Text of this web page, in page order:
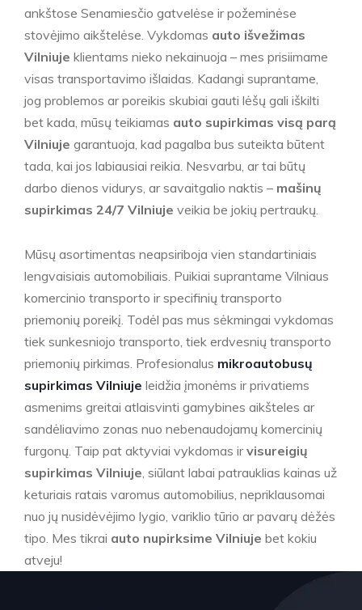
ankštose Senamiesčio gatvelėse ir požeminėse
stovėjimo aikštelėse. Vykdomas auto išvežimas
Vilniuje klientams nieko nekainuoja – mes prisiimame
visas transportavimo išlaidas. Kadangi suprantame,
jog problemos ar poreikis skubiai gauti lėšų gali iškilti
bet kada, mūsų teikiamas auto supirkimas visą parą
Vilniuje garantuoja, kad pagalba bus suteikta būtent
tada, kai jos labiausiai reikia. Nesvarbu, ar tai būtų
darbo dienos vidurys, ar savaitgalio naktis – mašinų
supirkimas 24/7 Vilniuje veikia be jokių pertraukų.
Mūsų asortimentas neapsiriboja vien standartiniais
lengvaisiais automobiliais. Puikiai suprantame Vilniaus
komercinio transporto ir specifinių transporto
priemonių poreikį. Todėl pas mus sėkmingai vykdomas
tiek sunkesniojo transporto, tiek erdvesnių transporto
priemonių pirkimas. Profesionalus mikroautobusų
supirkimas Vilniuje leidžia įmonėms ir privatiems
asmenims greitai atlaisvinti gamybines aikšteles ar
sandėliavimo zonas nuo nebenaudojamų komercinių
furgonų. Taip pat aktyviai vykdomas irvisureigių
supirkimas Vilniuje , siūlant labai patrauklias kainas už
keturiais ratais varomus automobilius, nepriklausomai
nuo jų nusidėvėjimo lygio, variklio tūrio ar pavarų dėžės
tipo. Mes tikrai auto nupirksime Vilniuje bet kokiu
atveju!